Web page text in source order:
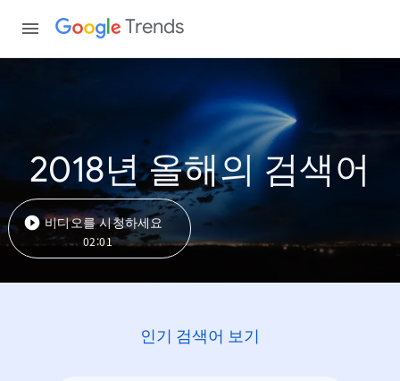
Trends
2018년 올해의 검색어
비디오를 시청하세요
02:01
인기 검색어 보기